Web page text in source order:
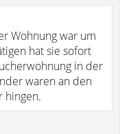
Wohnung war um
hat sie sofort
in der
waren an den
hingen.